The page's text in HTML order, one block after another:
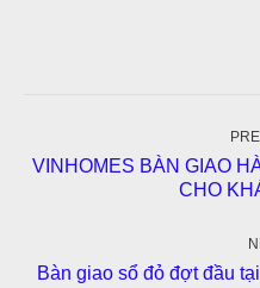
VINHOMES BÀN GIAO
CHO
Bàn giao sổ đỏ đợt đầu